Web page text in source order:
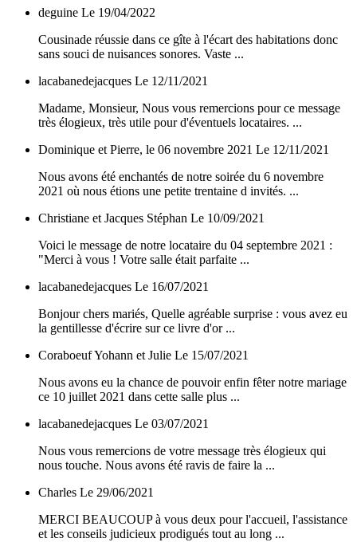
deguine Le 19/04/2022
Cousinade réussie dans ce gîte à l'écart des habitations donc
sans souci de nuisances sonores. Vaste ...
lacabanedejacques Le 12/11/2021
Madame, Monsieur, Nous vous remercions pour ce message
très élogieux, très utile pour d'éventuels locataires. ...
Dominique et Pierre, le 06 novembre 2021 Le 12/11/2021
Nous avons été enchantés de notre soirée du 6 novembre
2021 où nous étions une petite trentaine d invités. ...
Christiane et Jacques Stéphan Le 10/09/2021
Voici le message de notre locataire du 04 septembre 2021 :
"Merci à vous ! Votre salle était parfaite ...
lacabanedejacques Le 16/07/2021
Bonjour chers mariés, Quelle agréable surprise : vous avez eu
la gentillesse d'écrire sur ce livre d'or ...
Coraboeuf Yohann et Julie Le 15/07/2021
Nous avons eu la chance de pouvoir enfin fêter notre mariage
ce 10 juillet 2021 dans cette salle plus ...
lacabanedejacques Le 03/07/2021
Nous vous remercions de votre message très élogieux qui
nous touche. Nous avons été ravis de faire la ...
Charles Le 29/06/2021
MERCI BEAUCOUP à vous deux pour l'accueil, l'assistance
et les conseils judicieux prodigués tout au long ...